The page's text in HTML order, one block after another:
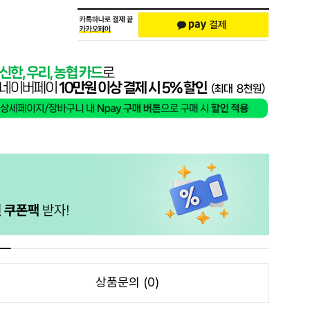
상품문의 (0)